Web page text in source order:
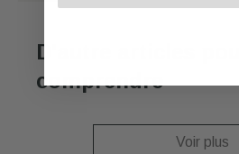
D'autre articles pour
comprendre
Voir plus